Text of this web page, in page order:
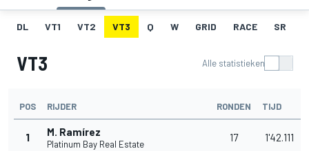
DL VT1 VT2 VT3 Q W GRID RACE SR
VT3 Alle statistieken
POS RIJDER RONDEN TIJD
1 M. Ramírez
Platinum Bay Real Estate
17 1'42.111